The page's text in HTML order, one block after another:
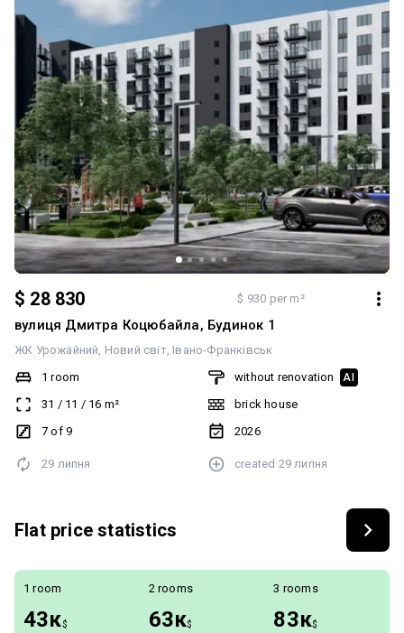
$ 28 830 $ 930 per m²
вулиця Дмитра Коцюбайла, Будинок 1
ЖК Урожайний Новий світ Івано-Франківськ
1 room
31 / 11 / 16 m²
7 of 9
without renovation AI
brick house
2026
29 липня created 29 липня
Flat price statistics
1 room
43к$
2 rooms
63к$
3 rooms
83к$